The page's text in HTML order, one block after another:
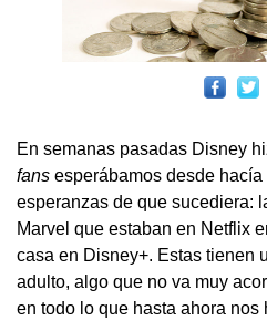
En semanas pasadas Disney
fans esperábamos desde hacía
esperanzas de que sucediera:
Marvel que estaban en Netflix
casa en Disney+. Estas tienen
adulto, algo que no va muy
en todo lo que hasta ahora nos